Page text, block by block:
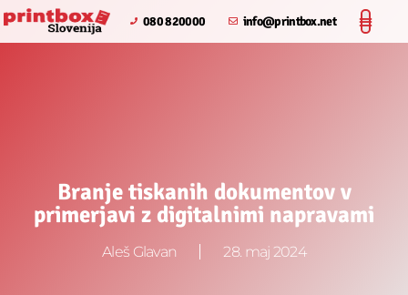
080 820000 info@printbox.net
Branje tiskanih dokumentov v
primerjavi z digitalnimi napravami
Aleš Glavan 28. maj 2024